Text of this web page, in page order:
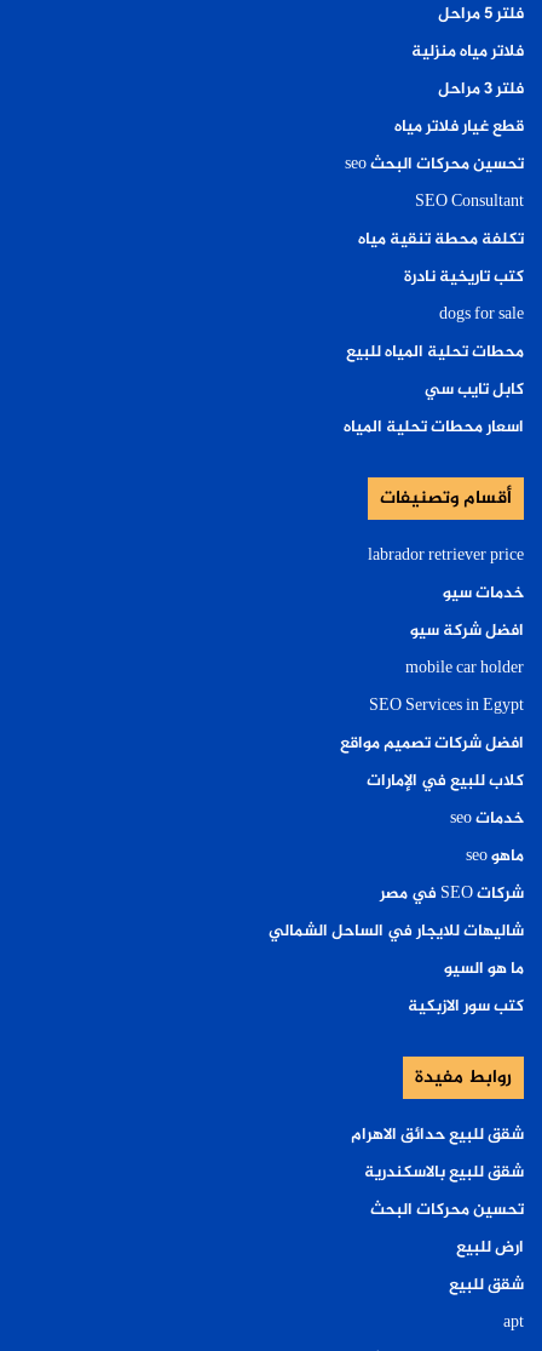
فلتر ٥ مراحل
فلاتر مياه منزلية
فلتر ٣ مراحل
قطع غيار فلاتر مياه
تحسين محركات البحث seo
SEO Consultant
تكلفة محطة تنقية مياه
كتب تاريخية نادرة
dogs for sale
محطات تحلية المياه للبيع
كابل تايب سي
اسعار محطات تحلية المياه
أقسام وتصنيفات
labrador retriever price
خدمات سيو
افضل شركة سيو
mobile car holder
SEO Services in Egypt
افضل شركات تصميم مواقع
كلاب للبيع في الإمارات
خدمات seo
ماهو seo
شركات SEO في مصر
شاليهات للايجار في الساحل الشمالي
ما هو السيو
كتب سور الازبكية
روابط مفيدة
شقق للبيع حدائق الاهرام
شقق للبيع بالاسكندرية
تحسين محركات البحث
ارض للبيع
شقق للبيع
apt